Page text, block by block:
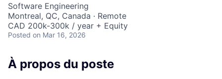
Software Engineering
Montreal, QC, Canada · Remote
CAD 200k-300k / year + Equity
Posted on Mar 16, 2026
À propos du poste